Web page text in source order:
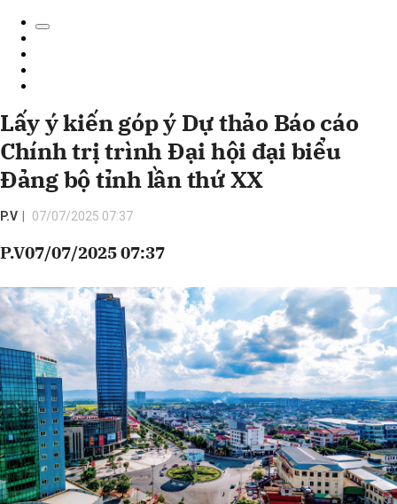
Lấy ý kiến góp ý Dự thảo Báo cáo
Chính trị trình Đại hội đại biểu
Đảng bộ tỉnh lần thứ XX
P.V 07/07/2025 07:37
P.V07/07/2025 07:37